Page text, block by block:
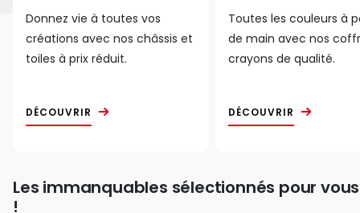
Donnez vie à toutes vos
créations avec nos châssis et
toiles à prix réduit.
DÉCOUVRIR
Toutes les couleurs à
de main avec nos
crayons de qualité.
DÉCOUVRIR
Les immanquables sélectionnés pour vous
!